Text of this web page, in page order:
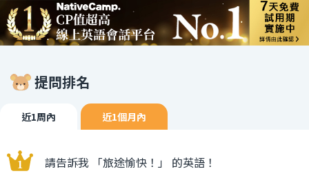
提問排名
近1周內 近1個月內
請告訴我 「旅途愉快！」 的英語！